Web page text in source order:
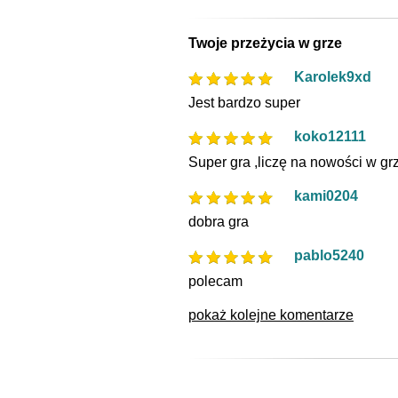
Twoje przeżycia w grze
Karolek9xd
Jest bardzo super
koko12111
Super gra ,liczę na nowości w
kami0204
dobra gra
pablo5240
polecam
pokaż kolejne komentarze